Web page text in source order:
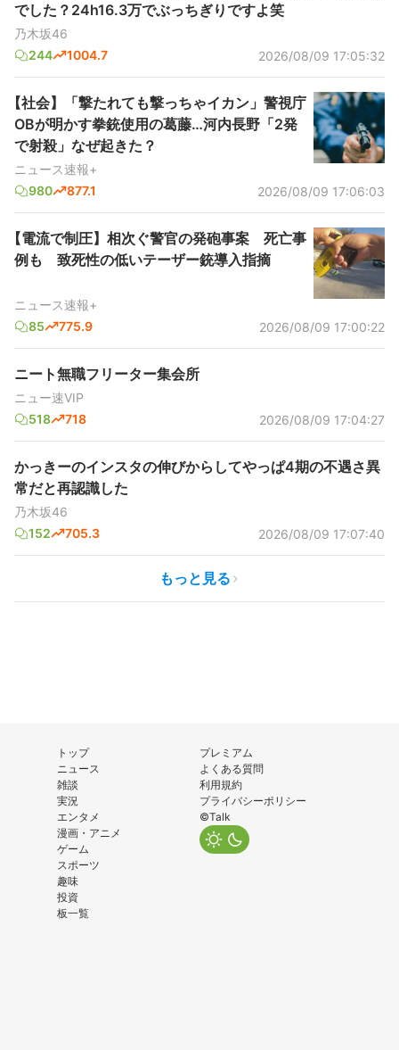
でした？24h16.3万でぶっちぎりですよ笑
乃木坂46
244
1004.7 2026/08/09 17:05:32
【社会】「撃たれても撃っちゃイカン」警視庁
OBが明かす拳銃使用の葛藤…河内長野「2発
で射殺」なぜ起きた？
ニュース速報+
980
877.1 2026/08/09 17:06:03
【電流で制圧】相次ぐ警官の発砲事案 死亡事
例も 致死性の低いテーザー銃導入指摘
ニュース速報+
85
775.9 2026/08/09 17:00:22
ニート無職フリーター集会所
ニュー速VIP
518
718 2026/08/09 17:04:27
かっきーのインスタの伸びからしてやっぱ4期の不遇さ異
常だと再認識した
乃木坂46
152
705.3 2026/08/09 17:07:40
もっと見る
トップ
ニュース
雑談
実況
エンタメ
漫画・アニメ
ゲーム
スポーツ
趣味
投資
板一覧
プレミアム
よくある質問
利用規約
プライバシーポリシー
©Talk